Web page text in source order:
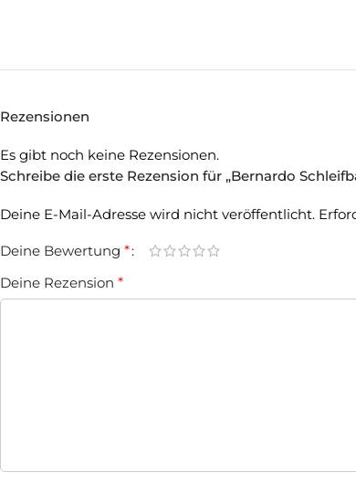
Rezensionen
Es gibt noch keine Rezensionen.
Schreibe die erste Rezension für „Bernardo
Deine E-Mail-Adresse wird nicht veröffentlicht.
Deine Bewertung *
Deine Rezension *